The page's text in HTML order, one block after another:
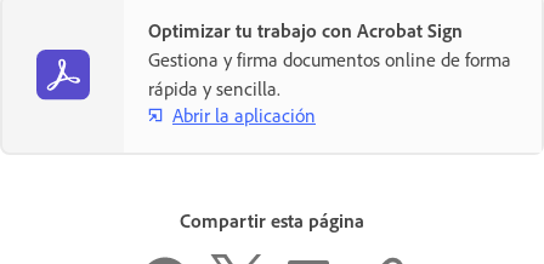
Optimizar tu trabajo con Acrobat Sign
Gestiona y firma documentos online de forma
rápida y sencilla.
Abrir la aplicación
Compartir esta página